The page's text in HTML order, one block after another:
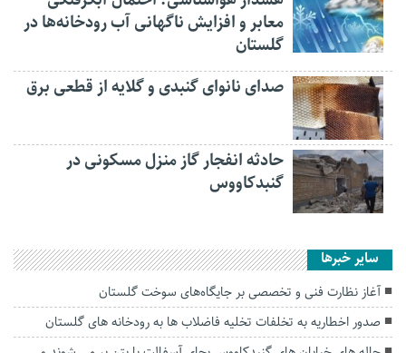
معابر و افزایش ناگهانی آب رودخانه‌ها در
گلستان
صدای نانوای گنبدی و گلایه از قطعی برق
حادثه انفجار گاز منزل مسکونی در
گنبدکاووس
سایر خبرها
آغاز نظارت فنی و تخصصی بر جایگاه‌های سوخت گلستان
صدور اخطاریه به تخلفات تخلیه فاضلاب ها به رودخانه های گلستان